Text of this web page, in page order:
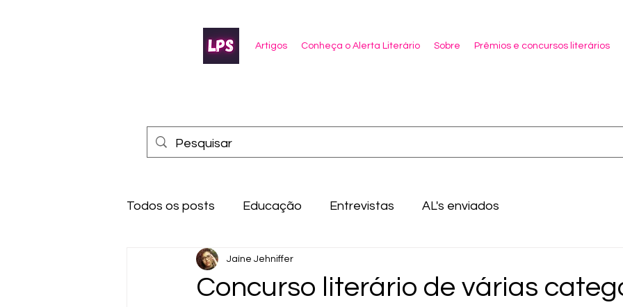
Artigos Conheça o Alerta Literário Sobre Prêmios e concursos literários
Todos os posts Educação Entrevistas AL's enviados
Concurso literário de várias
Jaíne Jehniffer